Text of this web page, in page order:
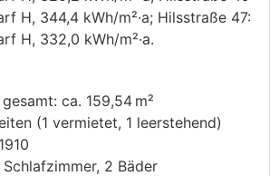
H, 344,4 kWh/m²·a; Hilsstraße 47:
H, 332,0 kWh/m²·a.
ca. 159,54 m²
(1 vermietet, 1 leerstehend)
2 Bäder